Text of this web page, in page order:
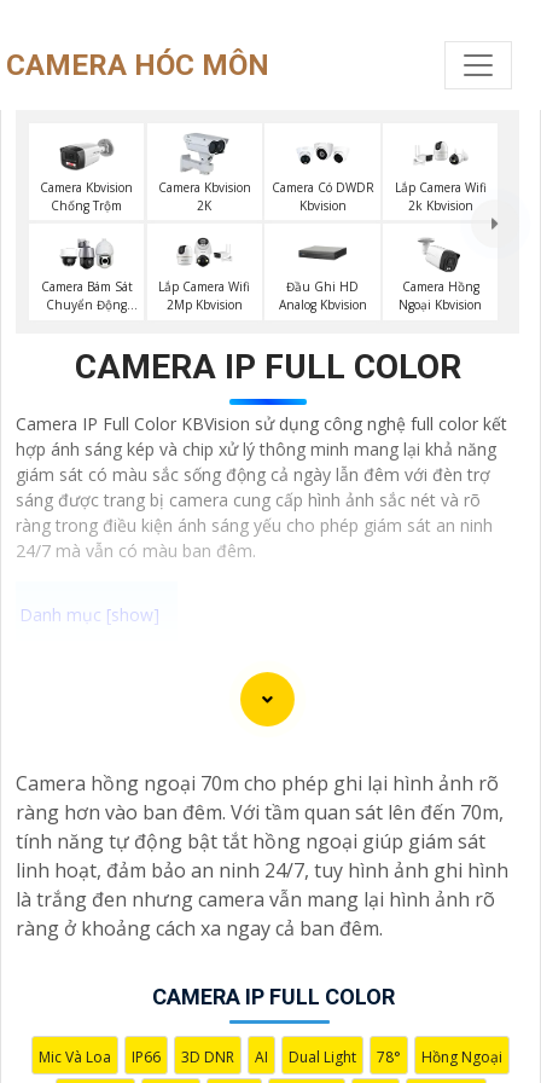
CAMERA HÓC MÔN
Camera Kbvision
Chống Trộm
Camera Kbvision
2K
Camera Có DWDR
Kbvision
Lắp Camera Wifi
2k Kbvision
Camera Bám Sát
Chuyển Động
Lắp Camera Wifi
2Mp Kbvision
Đầu Ghi HD
Analog Kbvision
Camera Hồng
Ngoại Kbvision
CAMERA IP FULL COLOR
Camera IP Full Color KBVision sử dụng công nghệ full color kết
hợp ánh sáng kép và chip xử lý thông minh mang lại khả năng
giám sát có màu sắc sống động cả ngày lẫn đêm với đèn trợ
sáng được trang bị camera cung cấp hình ảnh sắc nét và rõ
ràng trong điều kiện ánh sáng yếu cho phép giám sát an ninh
24/7 mà vẫn có màu ban đêm.
Chào bạn, dưới đây là một số câu giới thiệu cho việc
mua Camera Kbvision với chiết khấu cao và giải pháp
với chiết khấu hấp dẫn? Hãy đến với chúng tôi để nhận
ưu đãi đặc biệt và được tư vấn về giải pháp chính xác
nhất cho nhu cầu an ninh của bạn!"
️🏅️2: "Bạn muốn mua Camera Kbvision với giá ưu đãi và
giải pháp phù hợp? Liên hệ ngay với chúng tôi để được
hỗ trợ tốt nhất từ đội ngũ chuyên gia có kinh nghiệm!"
chính hãng với chiết khấu cao nhất trên thị trường. Hãy
đến với chúng tôi để trải nghiệm dịch vụ tốt nhất và
nhận được sự tư vấn chuyên nghiệp về giải pháp an
Camera hồng ngoại 70m cho phép ghi lại hình ảnh rõ
ràng hơn vào ban đêm. Với tầm quan sát lên đến 70m,
tính năng tự động bật tắt hồng ngoại giúp giám sát
linh hoạt, đảm bảo an ninh 24/7, tuy hình ảnh ghi hình
là trắng đen nhưng camera vẫn mang lại hình ảnh rõ
ràng ở khoảng cách xa ngay cả ban đêm.
CAMERA IP FULL COLOR
Mic Và Loa IP66 3D DNR AI Dual Light 78° Hồng Ngoại